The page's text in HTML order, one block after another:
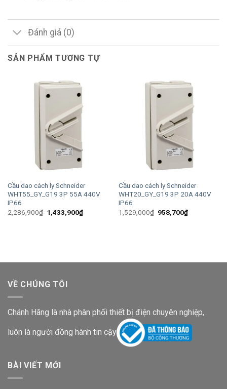
Đánh giá (0)
SẢN PHẨM TƯƠNG TỰ
Cầu dao cách ly Schneider
WHT55_GY_G19 3P 55A 440V
IP66
2,286,900₫ Giá
gốc
1,433,900₫Giá
hiện
Cầu dao cách ly Schneider
WHT20_GY_G19 3P 20A 440V
IP66
1,529,000₫ Giá
958,700₫Giá
hiện
VỀ CHÚNG TÔI
Chánh Hãng là nhà phân phối thiết bị điện chuyên nghiệp,
luôn là người đồng hành tin cậy
BÀI VIẾT MỚI